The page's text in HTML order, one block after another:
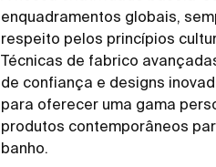
enquadramentos globais,
respeito pelos princípios
Técnicas de fabrico
de confiança e designs
para oferecer uma gama
produtos contemporâneos
banho.